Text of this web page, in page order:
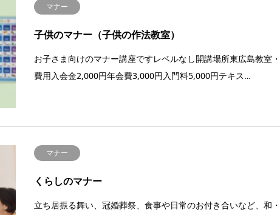
マナー
子供のマナー（子供の作法教室）
お子さま向けのマナー講座ですレベルなし開講場所東広島教室
費用入会金2,000円年会費3,000円入門料5,000円テキス…
マナー
くらしのマナー
立ち居振る舞い、冠婚葬祭、食事や日常のお付き合いなど、和